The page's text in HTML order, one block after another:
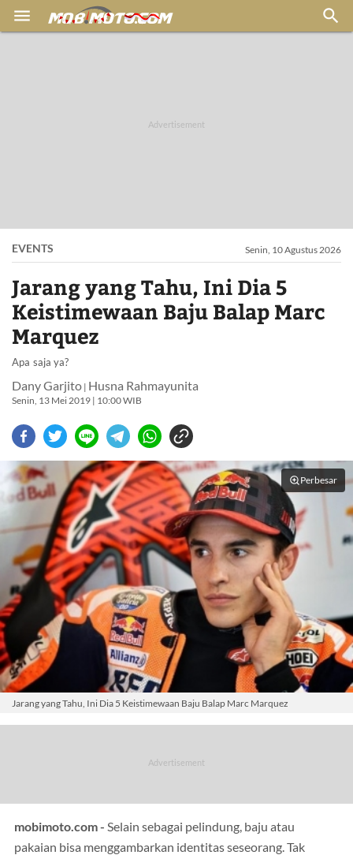
 
EVENTS Senin, 10 Agustus 2026
Jarang yang Tahu, Ini Dia 5
Keistimewaan Baju Balap Marc
Marquez
Apa saja ya?
Dany Garjito | Husna Rahmayunita
Senin, 13 Mei 2019 | 10:00 WIB
Perbesar
Jarang yang Tahu, Ini Dia 5 Keistimewaan Baju Balap Marc Marquez
mobimoto.com - Selain sebagai pelindung, baju atau
pakaian bisa menggambarkan identitas seseorang. Tak